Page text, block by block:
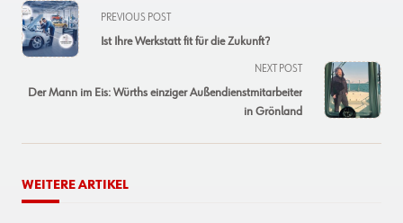
<span
class="nav-
subtitle
reader-
PREVIOUS POST
Ist Ihre Werkstatt fit für die Zukunft?
NEXT POST
Der Mann im Eis: Würths einziger Außendienstmitarbeiter
in Grönland
WEITERE ARTIKEL